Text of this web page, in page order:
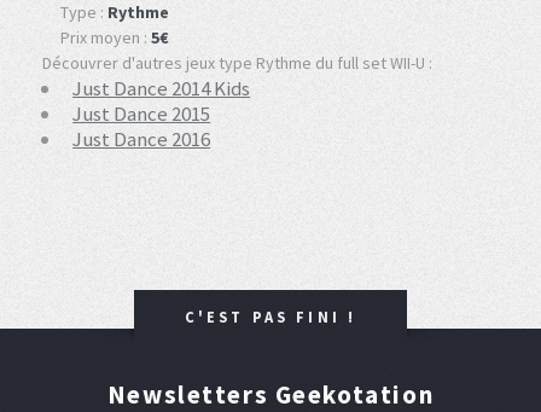
Type : Rythme
Prix moyen : 5€
Découvrer d'autres jeux type Rythme du full set WII-U :
Just Dance 2014 Kids
Just Dance 2015
Just Dance 2016
C'EST PAS FINI !
Newsletters Geekotation